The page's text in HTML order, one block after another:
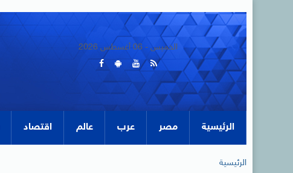
الخميس - 06 أغسطس 2026
الرئيسية مصر عرب عالم اقتصاد
الرئيسية